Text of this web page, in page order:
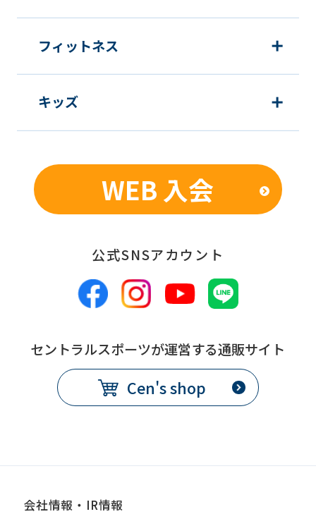
フィットネス
キッズ
WEB 入会
公式SNSアカウント
セントラルスポーツが運営する通販サイト
Cen's shop
会社情報・IR情報